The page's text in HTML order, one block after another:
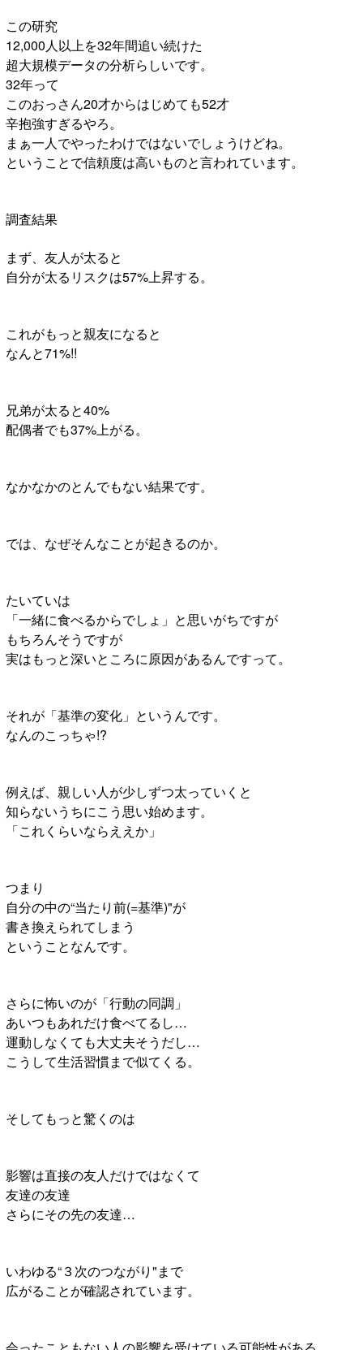
この研究
12,000人以上を32年間追い続けた
超大規模データの分析らしいです。
32年って
このおっさん20才からはじめても52才
辛抱強すぎるやろ。
まぁ一人でやったわけではないでしょうけどね。
ということで信頼度は高いものと言われています。
調査結果
まず、友人が太ると
自分が太るリスクは57%上昇する。
これがもっと親友になると
なんと71%!!
兄弟が太ると40%
配偶者でも37%上がる。
なかなかのとんでもない結果です。
では、なぜそんなことが起きるのか。
たいていは
「一緒に食べるからでしょ」と思いがちですが
もちろんそうですが
実はもっと深いところに原因があるんですって。
それが「基準の変化」というんです。
なんのこっちゃ!?
例えば、親しい人が少しずつ太っていくと
知らないうちにこう思い始めます。
「これくらいならええか」
つまり
自分の中の“当たり前(=基準)"が
書き換えられてしまう
ということなんです。
さらに怖いのが「行動の同調」
あいつもあれだけ食べてるし…
運動しなくても大丈夫そうだし…
こうして生活習慣まで似てくる。
そしてもっと驚くのは
影響は直接の友人だけではなくて
友達の友達
さらにその先の友達…
いわゆる“３次のつながり"まで
広がることが確認されています。